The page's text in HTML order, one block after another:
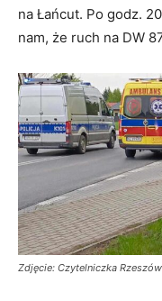
na Łańcut. Po godz.
nam, że ruch na DW
Zdjęcie: Czytelniczka